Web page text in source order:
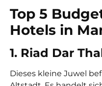
Top 5
Hotels in
1. Riad Dar
Dieses kleine Juwel